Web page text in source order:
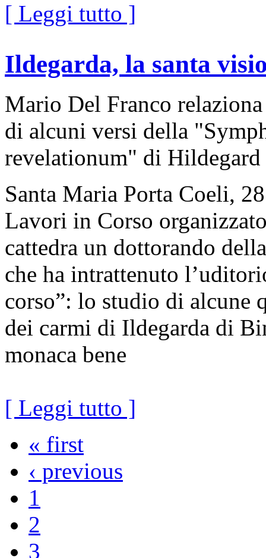
[ Leggi tutto ]
Ildegarda, la santa
Mario Del Franco
di alcuni versi della
revelationum" di
Santa Maria Porta Coeli,
Lavori in Corso
cattedra un dottorando
che ha intrattenuto
corso”: lo studio di alcune
dei carmi di Ildegarda di
monaca bene
[ Leggi tutto ]
« first
‹ previous
1
2
3